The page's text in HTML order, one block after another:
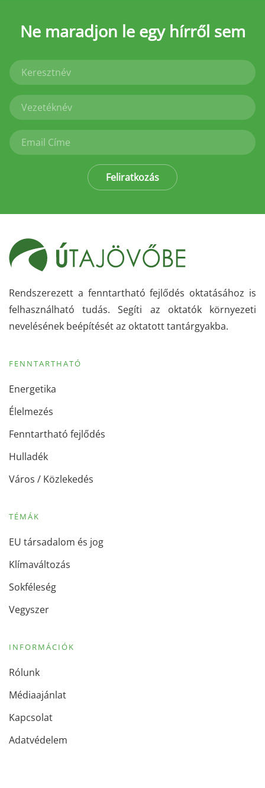
Ne maradjon le egy hírről sem
Feliratkozás
Rendszerezett a fenntartható fejlődés oktatásához is
felhasználható tudás. Segíti az oktatók környezeti
nevelésének beépítését az oktatott tantárgyakba.
FENNTARTHATÓ
Energetika
Élelmezés
Fenntartható fejlődés
Hulladék
Város / Közlekedés
TÉMÁK
EU társadalom és jog
Klímaváltozás
Sokféleség
Vegyszer
INFORMÁCIÓK
Rólunk
Médiaajánlat
Kapcsolat
Adatvédelem